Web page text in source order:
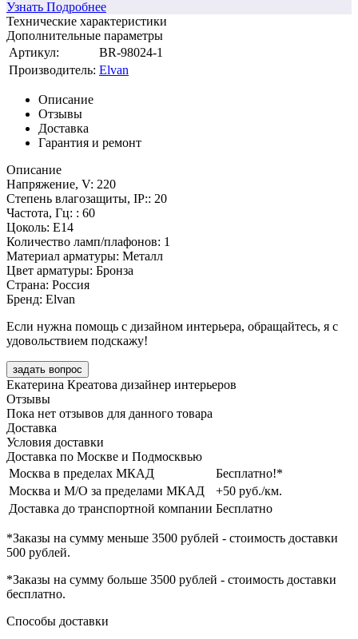
Узнать Подробнее
Технические характеристики
Дополнительные параметры
Артикул:
BR-98024-1
Производитель: Elvan
Описание
Отзывы
Доставка
Гарантия и ремонт
Описание
Напряжение, V: 220
Степень влагозащиты, IP:: 20
Частота, Гц: : 60
Цоколь: E14
Количество ламп/плафонов: 1
Материал арматуры: Металл
Цвет арматуры: Бронза
Страна: Россия
Бренд: Elvan
Если нужна помощь с дизайном интерьера, обращайтесь, я с
удовольствием подскажу!
задать вопрос
Екатерина Креатова дизайнер интерьеров
Отзывы
Пока нет отзывов для данного товара
Доставка
Условия доставки
Доставка по Москве и Подмосквью
Москва в пределах МКАД
Бесплатно!*
Москва и М/О за пределами МКАД
+50 руб./км.
Доставка до транспортной компании Бесплатно
*Заказы на сумму меньше 3500 рублей - стоимость доставки
500 рублей.
*Заказы на сумму больше 3500 рублей - стоимость доставки
бесплатно.
Способы доставки